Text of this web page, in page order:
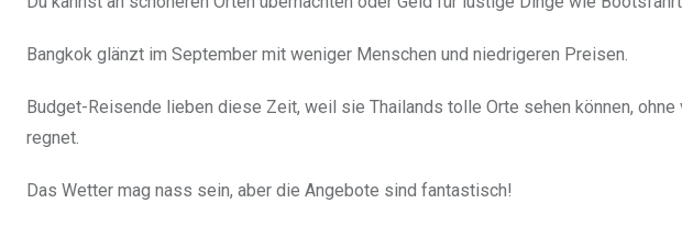
Bangkok glänzt im September mit weniger Menschen und niedrigeren Preisen.
Budget-Reisende lieben diese Zeit, weil sie Thailands tolle Orte sehen können,
regnet.
Das Wetter mag nass sein, aber die Angebote sind fantastisch!